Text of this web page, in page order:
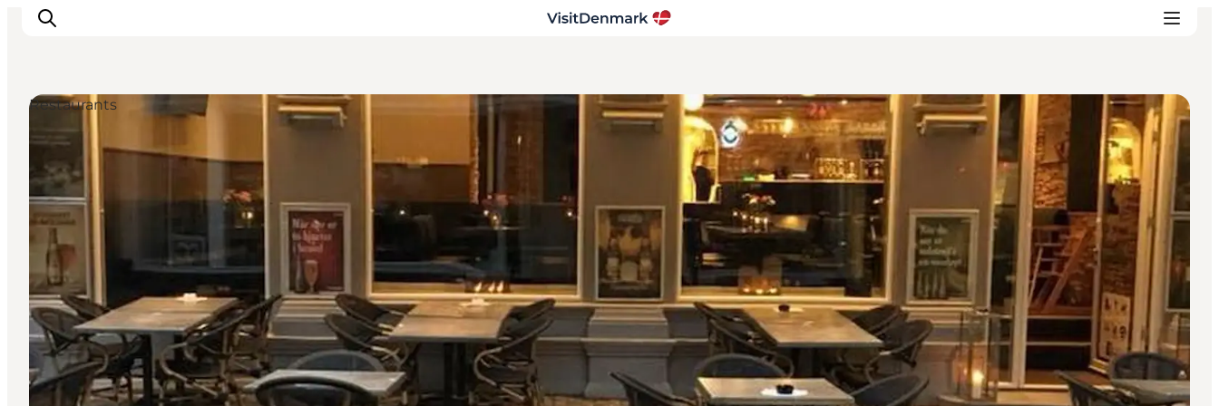
Inspirations
Destinations
Quoi faire
Hébergements
Planifiez votre voyage
Restaurants